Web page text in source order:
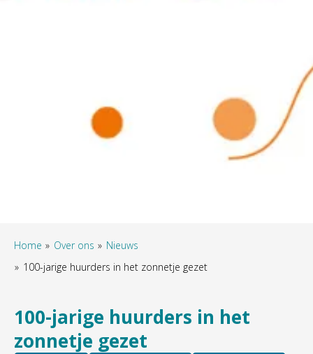
Home Over ons
Nieuws
100-jarige huurders in het zonnetje gezet
100-jarige huurders in het
zonnetje gezet